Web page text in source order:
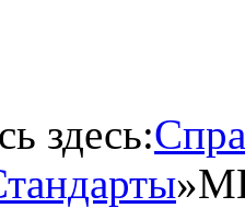
здесь:
»